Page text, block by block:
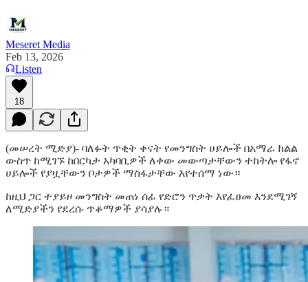
Meseret Media
Feb 13, 2026
Listen
18
(መሠረት ሚድያ)- ባለፉት ጥቂት ቀናት የመንግስት ሀይሎች በአማራ ክልል
ውስጥ ከሚገኙ ከበርካታ አካባቢዎች ለቀው መውጣታቸውን ተከትሎ የፋኖ
ሀይሎች የያዟቸውን ቦታዎች ማስፋታቸው እየተሰማ ነው።
ከዚህ ጋር ተያይዞ መንግስት መጠነ ሰፊ የድሮን ጥቃት እየፈፀመ እንደሚገኝ
ለሚድያችን የደረሱ ጥቆማዎች ያሳያሉ።